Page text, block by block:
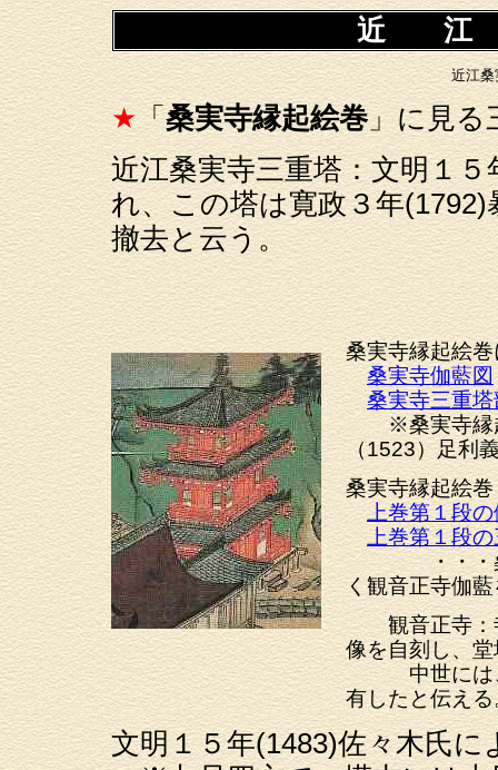
近
近江桑
★「桑実寺縁起絵巻」に見る
近江桑実寺三重塔：文明１
れ、この塔は寛政３年
撤去と云う。
桑実寺縁起絵
桑実寺伽藍図
桑実寺三重
※桑実寺縁起
（1523）足利
桑実寺縁起絵
上巻第１段
上巻第１段
・・・桑実
く観音正寺伽
観音正寺：寺
像を自刻し、
中世には、佐
有したと伝える
文明１５年(1483)佐々木氏